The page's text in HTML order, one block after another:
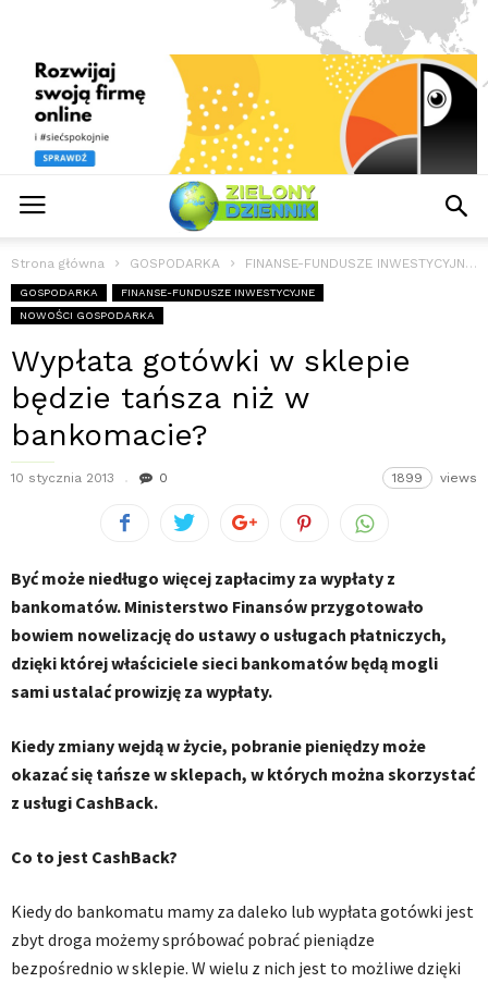
Strona główna GOSPODARKA FINANSE-FUNDUSZE INWESTYCYJNE
GOSPODARKA
FINANSE-FUNDUSZE INWESTYCYJNE
NOWOŚCI GOSPODARKA
Wypłata gotówki w sklepie
będzie tańsza niż w
bankomacie?
10 stycznia 2013 0 1899 views
Być może niedługo więcej zapłacimy za wypłaty z
bankomatów. Ministerstwo Finansów przygotowało
bowiem nowelizację do ustawy o usługach płatniczych,
dzięki której właściciele sieci bankomatów będą mogli
sami ustalać prowizję za wypłaty.
Kiedy zmiany wejdą w życie, pobranie pieniędzy może
okazać się tańsze w sklepach, w których można skorzystać
z usługi CashBack.
Co to jest CashBack?
Kiedy do bankomatu mamy za daleko lub wypłata gotówki jest
zbyt droga możemy spróbować pobrać pieniądze
bezpośrednio w sklepie. W wielu z nich jest to możliwe dzięki